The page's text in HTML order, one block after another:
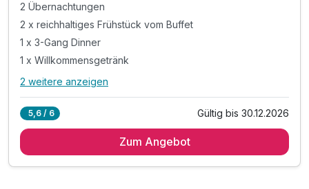
2 Übernachtungen
2 x reichhaltiges Frühstück vom Buffet
1 x 3-Gang Dinner
1 x Willkommensgetränk
Alle Inklusivleistungen
2 x reichhaltiges Frühstück vom Buffet
2 weitere anzeigen
5,6 / 6 Gültig bis 30.12.2026
Zum Angebot